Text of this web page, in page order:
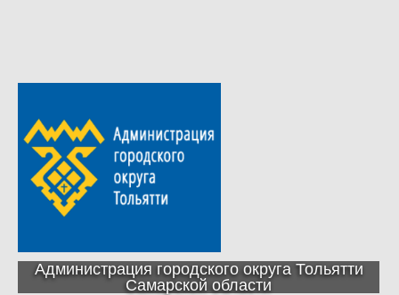
Администрация городского округа Тольятти
Самарской области